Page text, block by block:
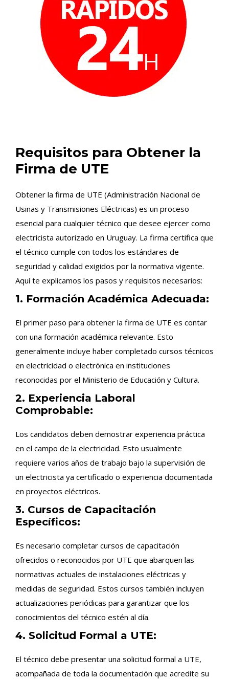
Requisitos para Obtener la
Firma de UTE
Obtener la firma de UTE (Administración Nacional de
Usinas y Transmisiones Eléctricas) es un proceso
esencial para cualquier técnico que desee ejercer como
electricista autorizado en Uruguay. La firma certifica que
el técnico cumple con todos los estándares de
seguridad y calidad exigidos por la normativa vigente.
Aquí te explicamos los pasos y requisitos necesarios:
1. Formación Académica Adecuada:
El primer paso para obtener la firma de UTE es contar
con una formación académica relevante. Esto
generalmente incluye haber completado cursos técnicos
en electricidad o electrónica en instituciones
reconocidas por el Ministerio de Educación y Cultura.
2. Experiencia Laboral
Comprobable:
Los candidatos deben demostrar experiencia práctica
en el campo de la electricidad. Esto usualmente
requiere varios años de trabajo bajo la supervisión de
un electricista ya certificado o experiencia documentada
en proyectos eléctricos.
3. Cursos de Capacitación
Específicos:
Es necesario completar cursos de capacitación
ofrecidos o reconocidos por UTE que abarquen las
normativas actuales de instalaciones eléctricas y
medidas de seguridad. Estos cursos también incluyen
actualizaciones periódicas para garantizar que los
conocimientos del técnico estén al día.
4. Solicitud Formal a UTE:
El técnico debe presentar una solicitud formal a UTE,
acompañada de toda la documentación que acredite su